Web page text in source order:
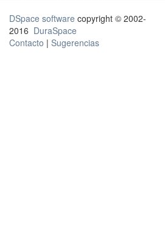
DSpace software copyright © 2002-
2016 DuraSpace
Contacto | Sugerencias